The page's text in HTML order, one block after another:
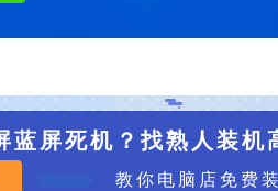
蓝屏死机？找熟人装机
教你电脑店免费